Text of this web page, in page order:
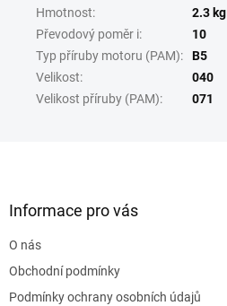
Hmotnost:
2.3 kg
Převodový poměr i:
10
Typ příruby motoru (PAM):
B5
Velikost:
040
Velikost příruby (PAM): 071
Informace pro vás
O nás
Obchodní podmínky
Podmínky ochrany osobních údajů